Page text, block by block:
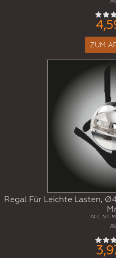
ZUM
Regal Für Leichte Lasten,
ACC-VT-